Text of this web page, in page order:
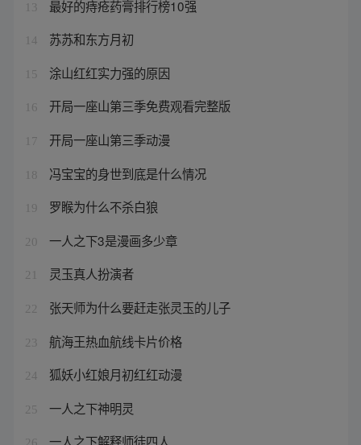
13 最好的痔疮药膏排行榜10强
14 苏苏和东方月初
15 涂山红红实力强的原因
16 开局一座山第三季免费观看完整版
17 开局一座山第三季动漫
18 冯宝宝的身世到底是什么情况
19 罗睺为什么不杀白狼
20 一人之下3是漫画多少章
21 灵玉真人扮演者
22 张天师为什么要赶走张灵玉的儿子
23 航海王热血航线卡片价格
24 狐妖小红娘月初红红动漫
25 一人之下神明灵
一人之下解释师徒四人